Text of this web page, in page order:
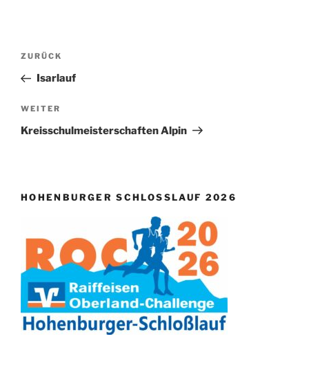
Beitragsnavigation
Vorheriger
Beitrag
ZURÜCK
Isarlauf
Nächster
Beitrag
WEITER
Kreisschulmeisterschaften Alpin
HOHENBURGER SCHLOSSLAUF 2026